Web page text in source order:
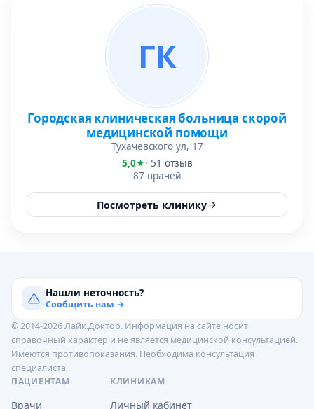
ГК
Городская клиническая больница скорой
медицинской помощи
Тухачевского ул, 17
5,0
· 51 отзыв
87 врачей
Посмотреть клинику
Нашли неточность?
Сообщить нам →
© 2014-2026 Лайк.Доктор. Информация на сайте носит
справочный характер и не является медицинской консультацией.
Имеются противопоказания. Необходима консультация
специалиста.
ПАЦИЕНТАМ
Врачи
КЛИНИКАМ
Личный кабинет